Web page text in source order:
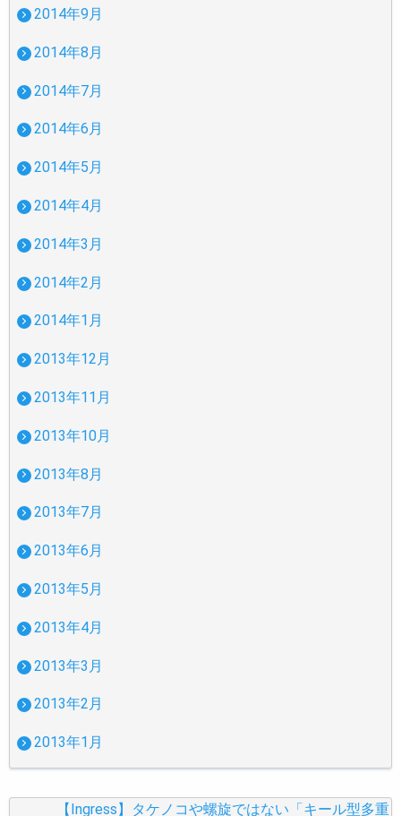
2014年9月
2014年8月
2014年7月
2014年6月
2014年5月
2014年4月
2014年3月
2014年2月
2014年1月
2013年12月
2013年11月
2013年10月
2013年8月
2013年7月
2013年6月
2013年5月
2013年4月
2013年3月
2013年2月
2013年1月
【Ingress】タケノコや螺旋ではない「キール型多重